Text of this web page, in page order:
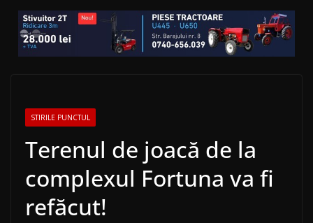
STIRILE PUNCTUL
Terenul de joacă de la
complexul Fortuna va fi
refăcut!